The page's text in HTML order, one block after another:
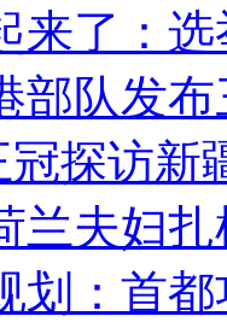
来了：
部队发
探访新
兰夫妇
划：首